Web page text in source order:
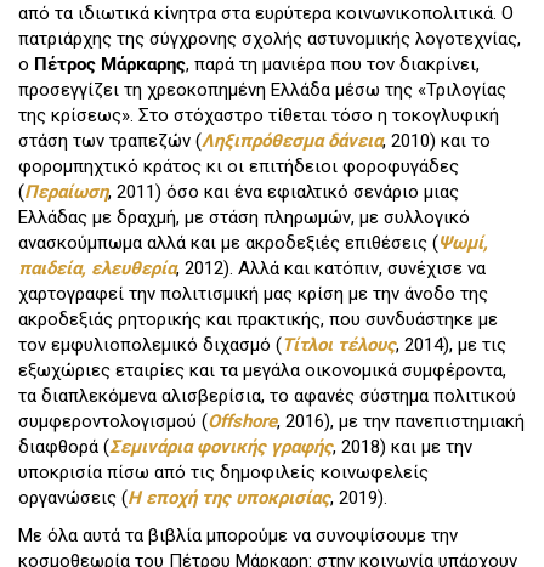
από τα ιδιωτικά κίνητρα στα ευρύτερα κοινωνικοπολιτικά. Ο
πατριάρχης της σύγχρονης σχολής αστυνομικής λογοτεχνίας,
ο Πέτρος Μάρκαρης, παρά τη μανιέρα που τον διακρίνει,
προσεγγίζει τη χρεοκοπημένη Ελλάδα μέσω της «Τριλογίας
της κρίσεως». Στο στόχαστρο τίθεται τόσο η τοκογλυφική
στάση των τραπεζών (Ληξιπρόθεσμα δάνεια, 2010) και το
φορομπηχτικό κράτος κι οι επιτήδειοι φοροφυγάδες
(Περαίωση, 2011) όσο και ένα εφιαλτικό σενάριο μιας
Ελλάδας με δραχμή, με στάση πληρωμών, με συλλογικό
ανασκούμπωμα αλλά και με ακροδεξιές επιθέσεις (Ψωμί,
παιδεία, ελευθερία, 2012). Αλλά και κατόπιν, συνέχισε να
χαρτογραφεί την πολιτισμική μας κρίση με την άνοδο της
ακροδεξιάς ρητορικής και πρακτικής, που συνδυάστηκε με
τον εμφυλιοπολεμικό διχασμό (Τίτλοι τέλους, 2014), με τις
εξωχώριες εταιρίες και τα μεγάλα οικονομικά συμφέροντα,
τα διαπλεκόμενα αλισβερίσια, το αφανές σύστημα πολιτικού
συμφεροντολογισμού (Offshore, 2016), με την πανεπιστημιακή
διαφθορά (Σεμινάρια φονικής γραφής, 2018) και με την
υποκρισία πίσω από τις δημοφιλείς κοινωφελείς
οργανώσεις (Η εποχή της υποκρισίας, 2019).
Με όλα αυτά τα βιβλία μπορούμε να συνοψίσουμε την
κοσμοθεωρία του Πέτρου Μάρκαρη: στην κοινωνία υπάρχουν